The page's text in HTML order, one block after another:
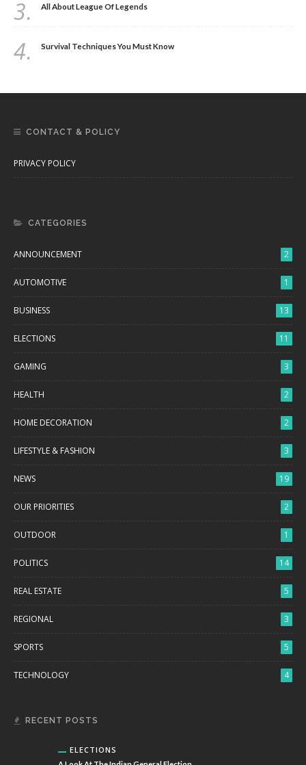
3. All About League Of Legends
4. Survival Techniques You Must Know
CONTACT & POLICY
PRIVACY POLICY
CATEGORIES
ANNOUNCEMENT 2
AUTOMOTIVE 1
BUSINESS 13
ELECTIONS 11
GAMING 3
HEALTH 2
HOME DECORATION 2
LIFESTYLE & FASHION 3
NEWS 19
OUR PRIORITIES 2
OUTDOOR 1
POLITICS 14
REAL ESTATE 5
REGIONAL 3
SPORTS 5
TECHNOLOGY 4
RECENT POSTS
ELECTIONS